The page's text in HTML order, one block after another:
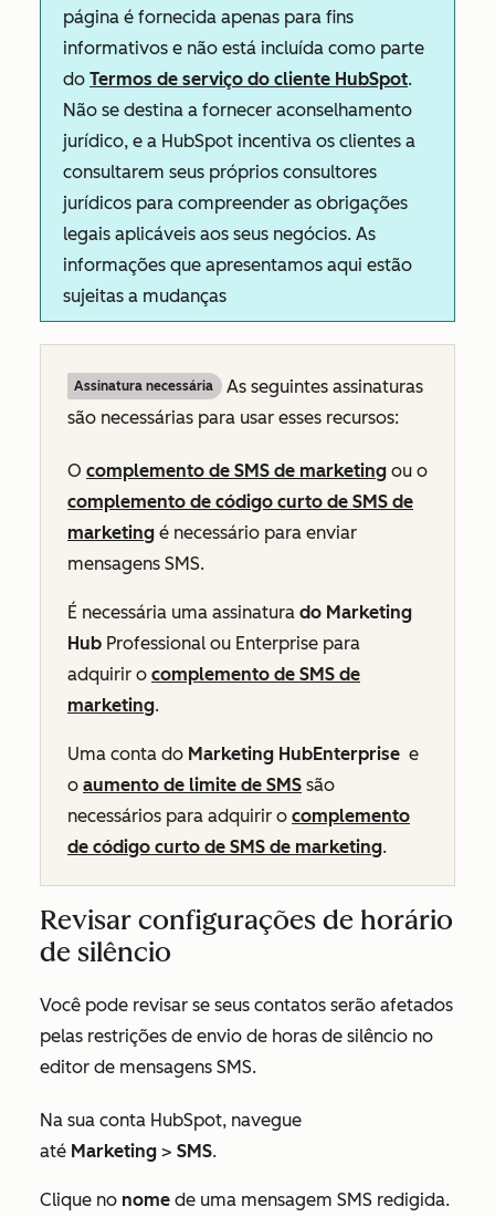
página é fornecida apenas para fins
informativos e não está incluída como parte
do Termos de serviço do cliente HubSpot.
Não se destina a fornecer aconselhamento
jurídico, e a HubSpot incentiva os clientes a
consultarem seus próprios consultores
jurídicos para compreender as obrigações
legais aplicáveis aos seus negócios. As
informações que apresentamos aqui estão
sujeitas a mudanças
Assinatura necessária
As seguintes assinaturas
são necessárias para usar esses recursos:
O complemento de SMS de marketing ou o
complemento de código curto de SMS de
marketing é necessário para enviar
mensagens SMS.
É necessária uma assinatura do Marketing
Hub Professional ou Enterprise para
adquirir o complemento de SMS de
marketing.
Uma conta do Marketing HubEnterprise e
o aumento de limite de SMS são
necessários para adquirir o complemento
de código curto de SMS de marketing.
Revisar configurações de horário
de silêncio
Você pode revisar se seus contatos serão afetados
pelas restrições de envio de horas de silêncio no
editor de mensagens SMS.
Na sua conta HubSpot, navegue
até Marketing > SMS.
Clique no nome de uma mensagem SMS redigida.